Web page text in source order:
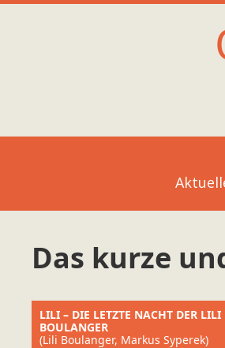
Das kurze
LILI – DIE LETZTE NACHT DER LILI
BOULANGER
(Lili Boulanger, Markus Syperek)